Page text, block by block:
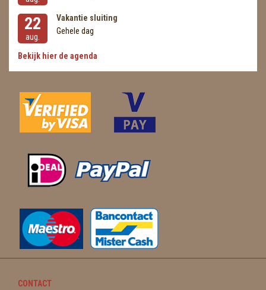
22
aug.
Vakantie sluiting
Gehele dag
Bekijk hier de agenda
CONTACT